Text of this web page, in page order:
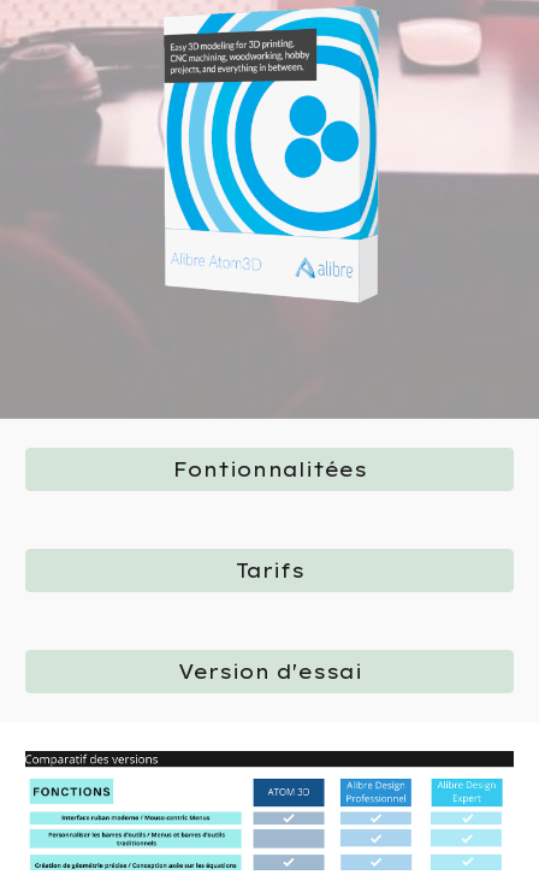
Fontionnalitées
Tarifs
Version d'essai